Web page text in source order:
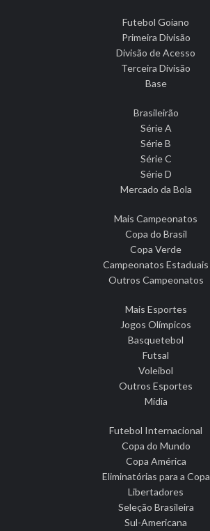
Futebol Goiano
Primeira Divisão
Divisão de Acesso
Terceira Divisão
Base
Brasileirão
Série A
Série B
Série C
Série D
Mercado da Bola
Mais Campeonatos
Copa do Brasil
Copa Verde
Campeonatos Estaduais
Outros Campeonatos
Mais Esportes
Jogos Olímpicos
Basquetebol
Futsal
Voleibol
Outros Esportes
Mídia
Futebol Internacional
Copa do Mundo
Copa América
Eliminatórias para a Copa
Libertadores
Seleção Brasileira
Sul-Americana